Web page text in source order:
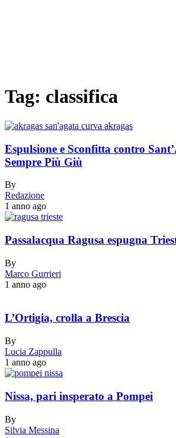
Tag: classifica
Espulsione e Sconfitta contro
Sempre Più Giù
By
Redazione
1 anno ago
Passalacqua Ragusa espugna
By
Marco Gurrieri
1 anno ago
L’Ortigia, crolla a Brescia
By
Lucia Zappulla
1 anno ago
Nissa, pari insperato a Pompei
By
Silvia Messina